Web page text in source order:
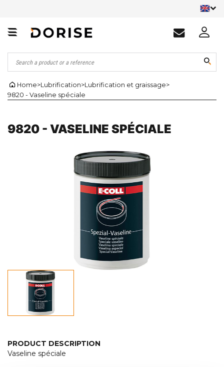
Home>Lubrification>Lubrification et graissage>
9820 - Vaseline spéciale
9820 - VASELINE SPÉCIALE
PRODUCT DESCRIPTION
Vaseline spéciale